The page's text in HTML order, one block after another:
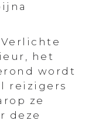
het
wordt
reizigers
ze
deze